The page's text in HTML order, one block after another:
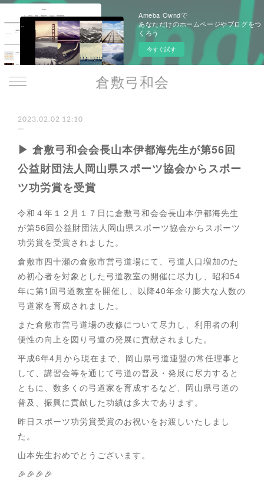
Ameba Owndで
あなただけのホームページやブログをつ
くろう
今すぐ試す
倉敷弓和会
2023.02.02 12:10
▶︎ 倉敷弓和会会長山本伊都海先生が第56回
公益財団法人岡山県スポーツ協会からスポー
ツ功労賞を受賞
令和４年１２月１７日に倉敷弓和会会長山本伊都海先生
が第56回公益財団法人岡山県スポーツ協会からスポーツ
功労賞を受賞されました。
倉敷市四十瀬の倉敷市営弓道場にて、弓道人口増加のた
め初心者を対象とした弓道教室の開催に尽力し、昭和54
年に第1回弓道教室を開催し、以降40年余り膨大な人数の
弓道家を育成されました。
また倉敷市営弓道場の改修について尽力し、利用者の利
便性の向上を図り弓道の発展に貢献されました。
平成6年4月から現在まで、岡山県弓道連盟の常任理事と
して、講習会等を通じて弓道の普及・発展に尽力すると
ともに、数多くの弓道家を育成するなど、岡山県弓道の
普及、振興に貢献した功績は多大であります。
昨日スポーツ功労賞受賞のお祝いをお渡しいたしまし
た。
山本先生おめでとうございます。
🎉🎉🎉🎉